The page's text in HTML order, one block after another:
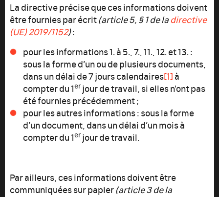
La directive précise que ces informations doivent
être fournies par écrit(article 5, § 1 de ladirective
(UE) 2019/1152):
pour les informations 1. à 5., 7., 11., 12. et 13. :
sous la forme d’un ou de plusieurs documents,
dans un délai de 7 jours calendaires[1]à
compter du 1erjour de travail, si elles n'ont pas
été fournies précédemment ;
pour les autres informations : sous la forme
d’un document, dans un délai d’un mois à
compter du 1erjour de travail.
Par ailleurs, ces informations doivent être
communiquées sur papier(article 3de la